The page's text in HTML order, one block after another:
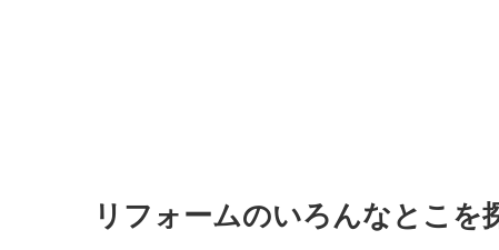
リフォームのいろんなとこを